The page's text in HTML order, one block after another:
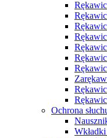
Ochrona